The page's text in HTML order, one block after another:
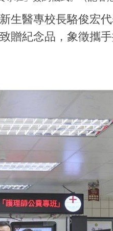
生醫專校長駱俊宏
贈紀念品，象徵攜